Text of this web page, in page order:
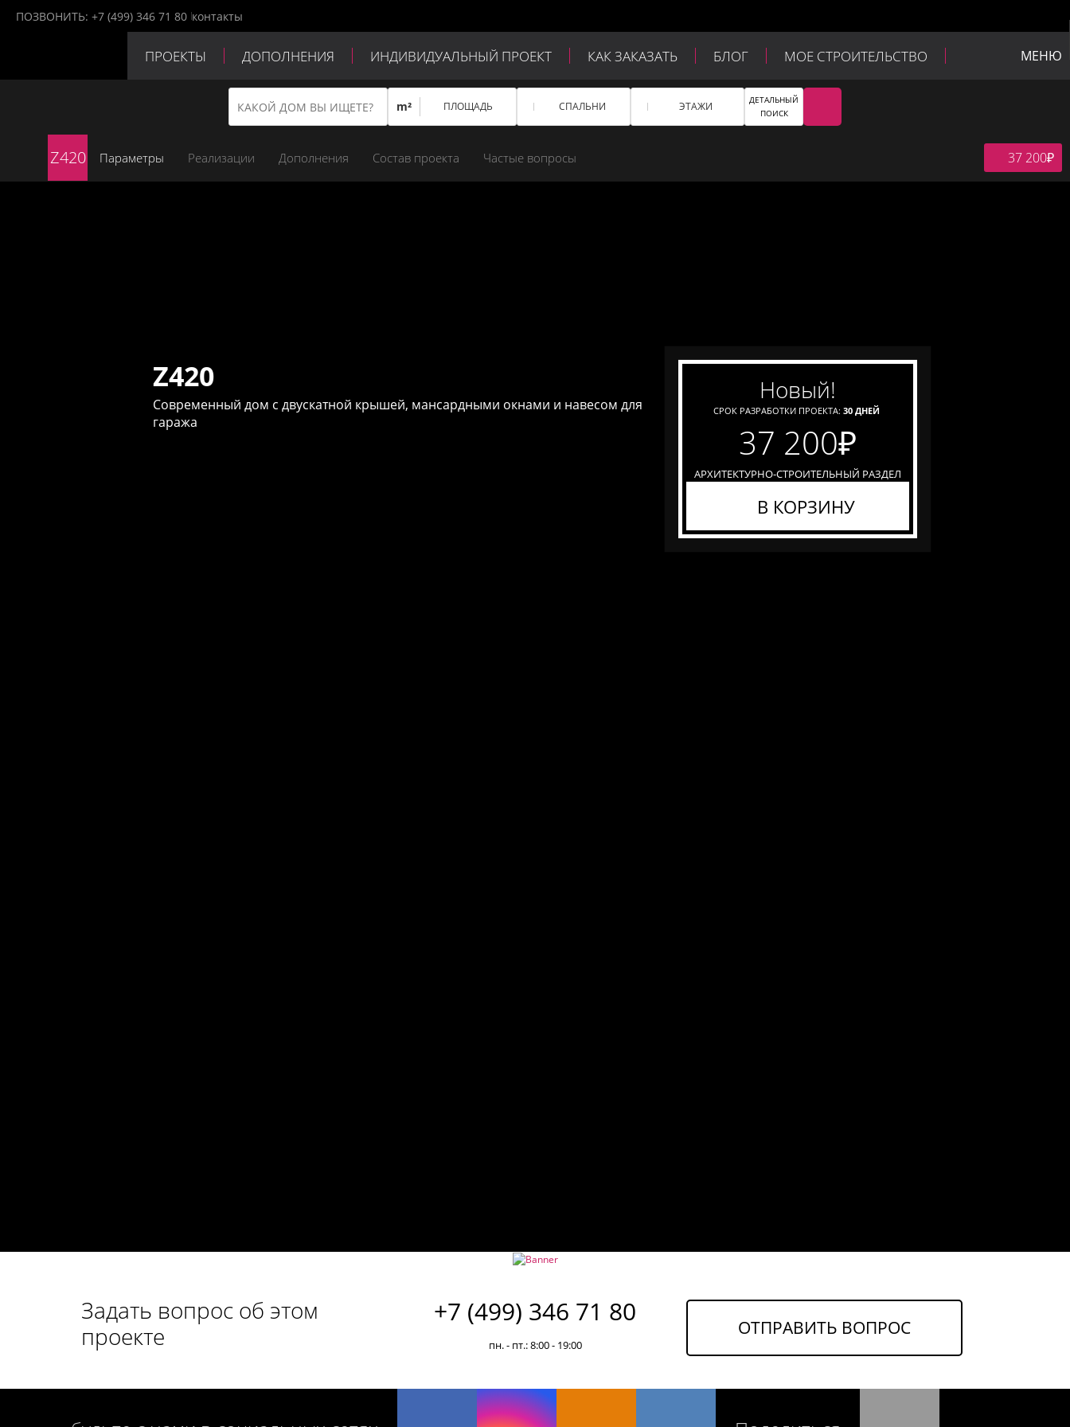
ПОЗВОНИТЬ: +7 (499) 346 71 80 контакты
ПРОЕКТЫ ДОПОЛНЕНИЯ ИНДИВИДУАЛЬНЫЙ ПРОЕКТ КАК ЗАКАЗАТЬ БЛОГ МОЕ СТРОИТЕЛЬСТВО
КОНТАКТЫ
МЕНЮ
m² ПЛОЩАДЬ СПАЛЬНИ ЭТАЖИ
ДЕТАЛЬНЫЙ
ПОИСК
Z420 Параметры Реализации Дополнения Состав проекта Частые вопросы 37 200₽
Z420
Современный дом с двускатной крышей, мансардными окнами и навесом для
гаража
новый!
СРОК РАЗРАБОТКИ ПРОЕКТА: 30 ДНЕЙ
37 200₽
АРХИТЕКТУРНО-СТРОИТЕЛЬНЫЙ РАЗДЕЛ
В КОРЗИНУ
Задать вопрос об этом
проекте
+7 (499) 346 71 80
пн. - пт.: 8:00 - 19:00
ОТПРАВИТЬ ВОПРОС